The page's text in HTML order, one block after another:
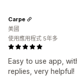
Easy to use app,
replies, very helpful!
Carpe
美國
使用應用程式 5年多